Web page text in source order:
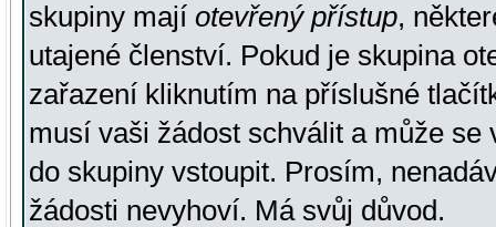
skupiny mají otevřený přístup,
utajené členství. Pokud je skupina
zařazení kliknutím na příslušné
musí vaši žádost schválit a může se
do skupiny vstoupit. Prosím,
žádosti nevyhoví. Má svůj důvod.